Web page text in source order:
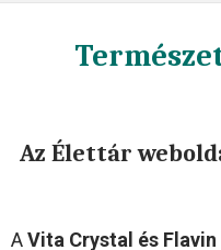
Az Élettár
AVita Crystal és Flavin